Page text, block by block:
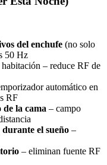
del enchufe (no solo
50 Hz
– reduce RF de
automático en
RF
la cama – campo
el sueño –
– eliminan fuente RF